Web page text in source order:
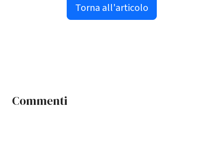
Torna all'articolo
Commenti